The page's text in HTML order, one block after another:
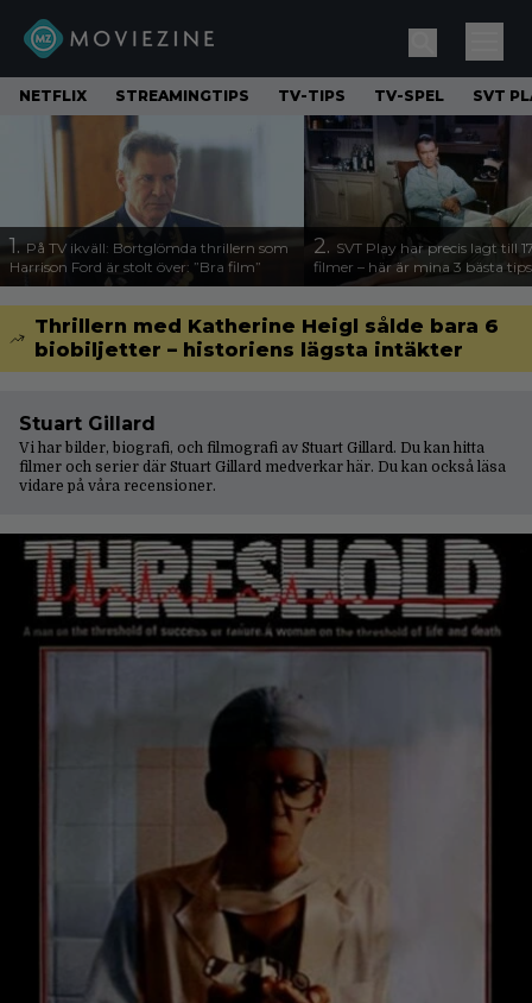
NETFLIX STREAMINGTIPS TV-TIPS TV-SPEL SVT
1. På TV ikväll: Bortglömda thrillern som
Harrison Ford är stolt över: ”Bra film”
2. SVT Play har precis lagt till
filmer – här är mina 3 bästa tips
Thrillern med Katherine Heigl sålde bara 6
biobiljetter – historiens lägsta intäkter
Stuart Gillard
Vi har bilder, biografi, och filmografi av Stuart Gillard. Du kan hitta
filmer och serier där Stuart Gillard medverkar här. Du kan också läsa
vidare på våra recensioner.